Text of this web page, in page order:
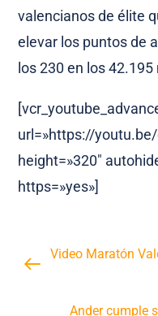
valencianos de élite
elevar los puntos de
los 230 en los
url=»https://youtu.be/
height=»320″
https=»yes»]
Video Maratón
Ander cumple